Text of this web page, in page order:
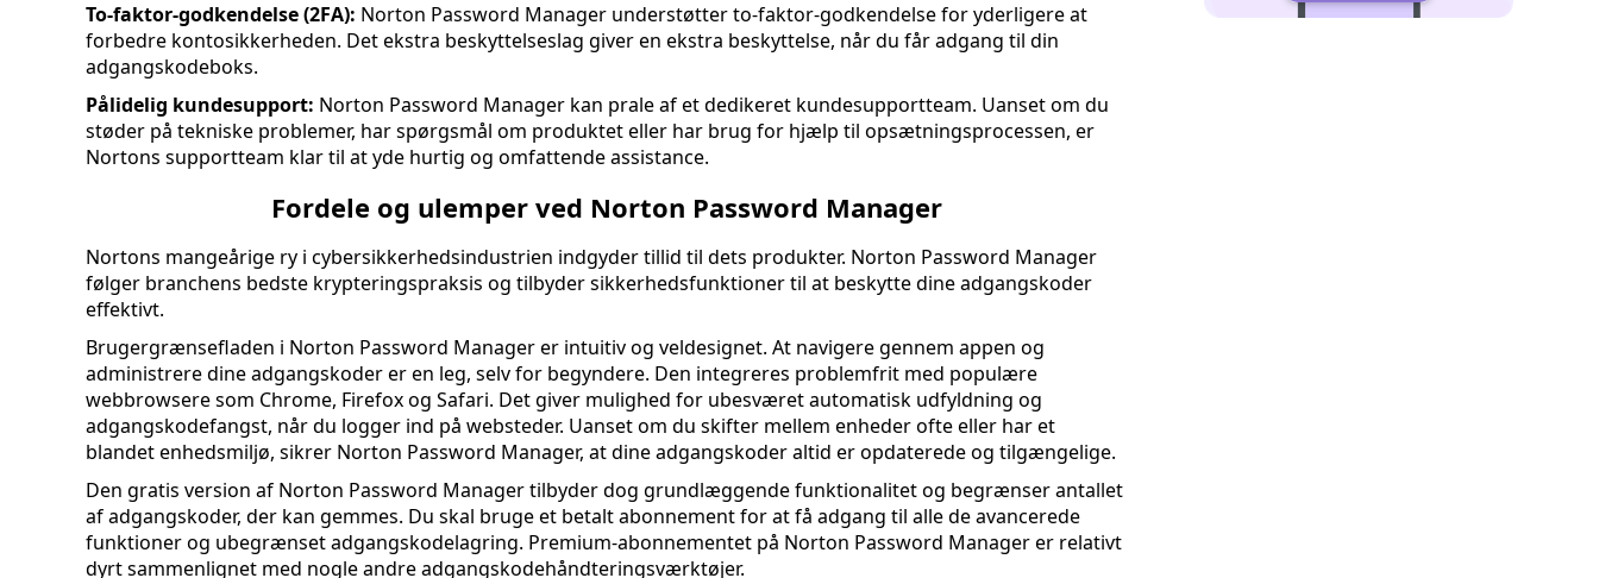
To-faktor-godkendelse (2FA): Norton Password Manager understøtter to-faktor-godkendelse for yderligere at
forbedre kontosikkerheden. Det ekstra beskyttelseslag giver en ekstra beskyttelse, når du får adgang til din
adgangskodeboks.
Pålidelig kundesupport: Norton Password Manager kan prale af et dedikeret kundesupportteam. Uanset om du
støder på tekniske problemer, har spørgsmål om produktet eller har brug for hjælp til opsætningsprocessen, er
Nortons supportteam klar til at yde hurtig og omfattende assistance.
Fordele og ulemper ved Norton Password Manager
Nortons mangeårige ry i cybersikkerhedsindustrien indgyder tillid til dets produkter. Norton Password Manager
følger branchens bedste krypteringspraksis og tilbyder sikkerhedsfunktioner til at beskytte dine adgangskoder
effektivt.
Brugergrænsefladen i Norton Password Manager er intuitiv og veldesignet. At navigere gennem appen og
administrere dine adgangskoder er en leg, selv for begyndere. Den integreres problemfrit med populære
webbrowsere som Chrome, Firefox og Safari. Det giver mulighed for ubesværet automatisk udfyldning og
adgangskodefangst, når du logger ind på websteder. Uanset om du skifter mellem enheder ofte eller har et
blandet enhedsmiljø, sikrer Norton Password Manager, at dine adgangskoder altid er opdaterede og tilgængelige.
Den gratis version af Norton Password Manager tilbyder dog grundlæggende funktionalitet og begrænser antallet
af adgangskoder, der kan gemmes. Du skal bruge et betalt abonnement for at få adgang til alle de avancerede
funktioner og ubegrænset adgangskodelagring. Premium-abonnementet på Norton Password Manager er relativt
dyrt sammenlignet med nogle andre adgangskodehåndteringsværktøjer.